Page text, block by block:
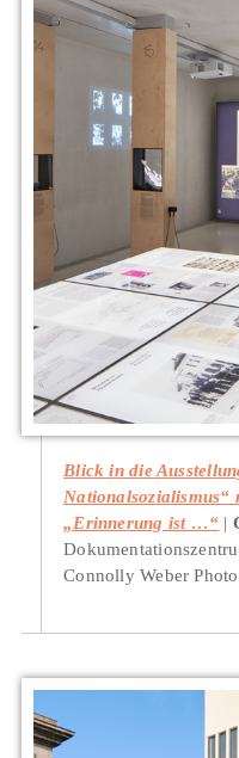
Blick in die
„Erinnerung ist …“
Connolly Weber